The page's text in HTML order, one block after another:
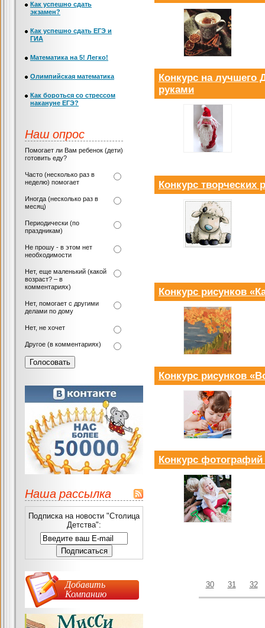
Конкурс на лучшего
руками
Конкурс творческих
Конкурс рисунков
Конкурс рисунков
Конкурс
30 31 32
Как успешно сдать
экзамен?
Как успешно сдать ЕГЭ и
ГИА
Математика на 5! Легко!
Олимпийская математика
Как бороться со стрессом
накануне ЕГЭ?
Наш опрос
Помогает ли Вам ребенок (дети)
готовить еду?
Часто (несколько раз в
неделю) помогает
Иногда (несколько раз в
месяц)
Периодически (по
праздникам)
Не прошу - в этом нет
необходимости
Нет, еще маленький (какой
возраст? – в
комментариях)
Нет, помогает с другими
делами по дому
Нет, не хочет
Другое (в комментариях)
Наша рассылка
Подписка на новости "Столица
Детства":
Добавить
Компанию